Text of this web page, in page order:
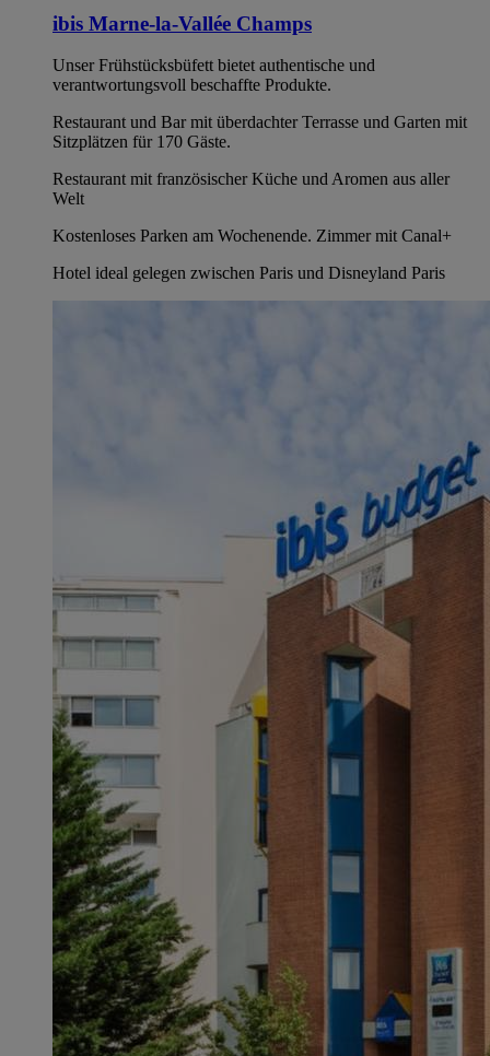
ibis Marne-la-Vallée Champs
Unser Frühstücksbüfett bietet authentische und
verantwortungsvoll beschaffte Produkte.
Restaurant und Bar mit überdachter Terrasse und Garten mit
Sitzplätzen für 170 Gäste.
Restaurant mit französischer Küche und Aromen aus aller
Welt
Kostenloses Parken am Wochenende. Zimmer mit Canal+
Hotel ideal gelegen zwischen Paris und Disneyland Paris